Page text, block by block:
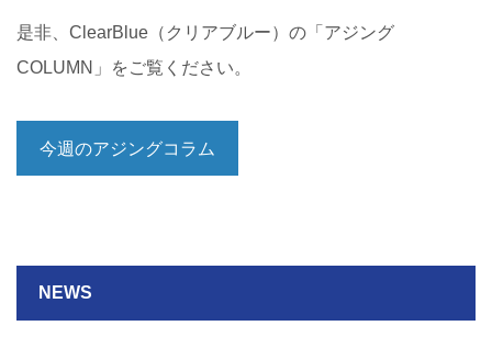
是非、ClearBlue（クリアブルー）の「アジング
COLUMN」をご覧ください。
今週のアジングコラム
NEWS